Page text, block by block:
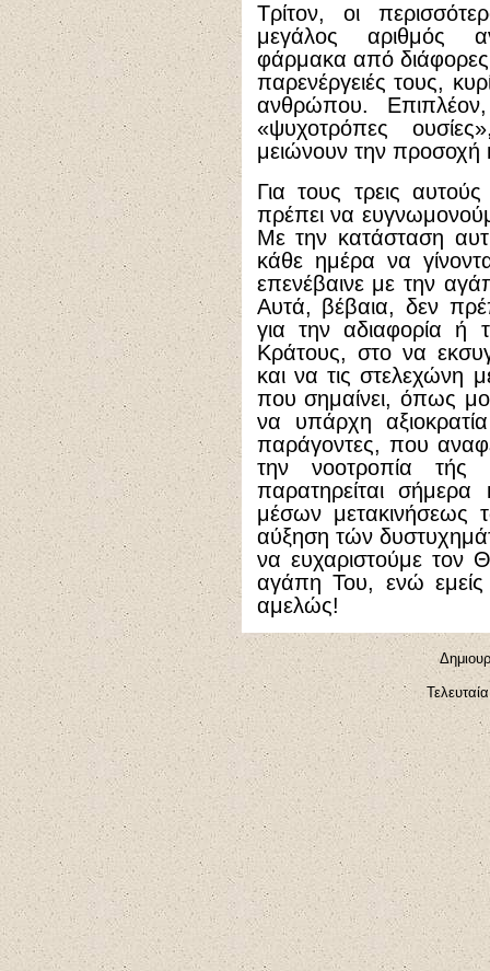
Τρίτον, οι
μεγάλος αριθμός
φάρμακα από διάφορες
παρενέργειές τους,
ανθρώπου.
«ψυχοτρόπες
μειώνουν την προσοχή
Για τους τρεις
πρέπει να
Με την κατάσταση
κάθε ημέρα να
επενέβαινε με την
Αυτά, βέβαια, δεν
για την αδιαφορία ή
Κράτους, στο να
και να τις στελεχώνη
που σημαίνει, όπως
να υπάρχη
παράγοντες, που
την νοοτροπία τής
παρατηρείται
μέσων μετακινήσεως
αύξηση τών
να ευχαριστούμε τον
αγάπη Του, ενώ εμείς
αμελώς!